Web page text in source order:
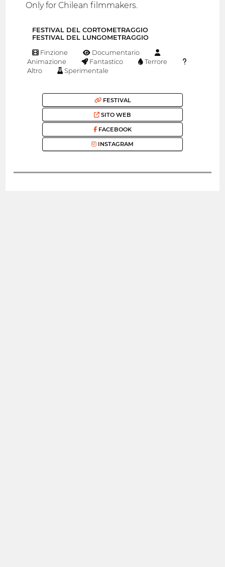
Only for Chilean filmmakers.
FESTIVAL DEL CORTOMETRAGGIO
FESTIVAL DEL LUNGOMETRAGGIO
Finzione
Documentario
Animazione
Fantastico
Terrore
Altro
Sperimentale
FESTIVAL
SITO WEB
FACEBOOK
INSTAGRAM